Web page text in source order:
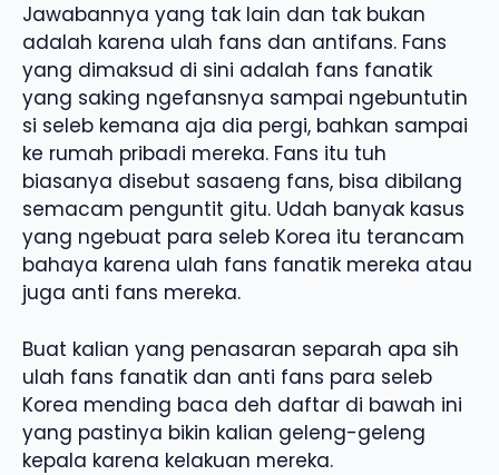
Jawabannya yang tak lain dan tak bukan
adalah karena ulah fans dan antifans. Fans
yang dimaksud di sini adalah fans fanatik
yang saking ngefansnya sampai ngebuntutin
si seleb kemana aja dia pergi, bahkan sampai
ke rumah pribadi mereka. Fans itu tuh
biasanya disebut sasaeng fans, bisa dibilang
semacam penguntit gitu. Udah banyak kasus
yang ngebuat para seleb Korea itu terancam
bahaya karena ulah fans fanatik mereka atau
juga anti fans mereka.
Buat kalian yang penasaran separah apa sih
ulah fans fanatik dan anti fans para seleb
Korea mending baca deh daftar di bawah ini
yang pastinya bikin kalian geleng-geleng
kepala karena kelakuan mereka.